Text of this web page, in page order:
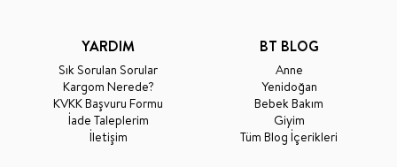
YARDIM
Sık Sorulan Sorular
Kargom Nerede?
KVKK Başvuru Formu
İade Taleplerim
İletişim
BT BLOG
Anne
Yenidoğan
Bebek Bakım
Giyim
Tüm Blog İçerikleri